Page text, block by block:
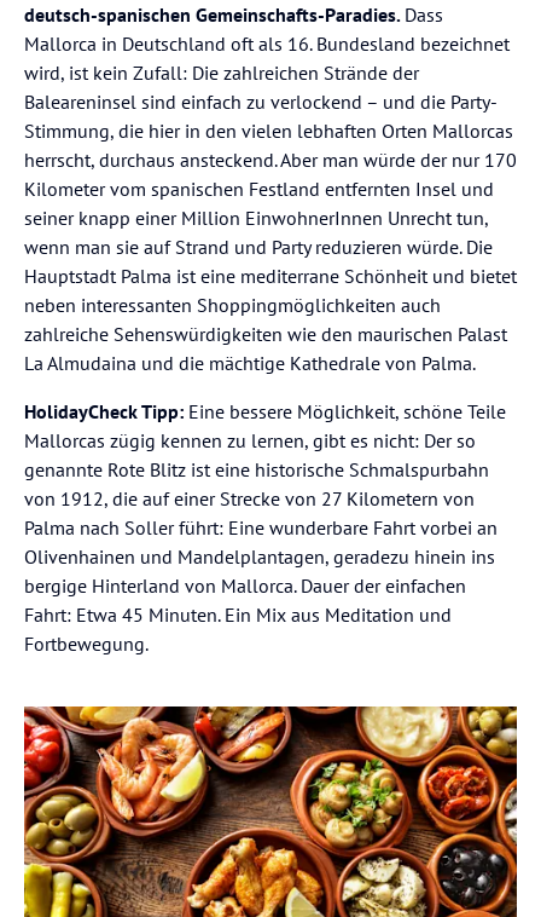
deutsch-spanischen Gemeinschafts-Paradies. Dass
Mallorca in Deutschland oft als 16. Bundesland bezeichnet
wird, ist kein Zufall: Die zahlreichen Strände der
Baleareninsel sind einfach zu verlockend – und die Party-
Stimmung, die hier in den vielen lebhaften Orten Mallorcas
herrscht, durchaus ansteckend. Aber man würde der nur 170
Kilometer vom spanischen Festland entfernten Insel und
seiner knapp einer Million EinwohnerInnen Unrecht tun,
wenn man sie auf Strand und Party reduzieren würde. Die
Hauptstadt Palma ist eine mediterrane Schönheit und bietet
neben interessanten Shoppingmöglichkeiten auch
zahlreiche Sehenswürdigkeiten wie den maurischen Palast
La Almudaina und die mächtige Kathedrale von Palma.
HolidayCheck Tipp: Eine bessere Möglichkeit, schöne Teile
Mallorcas zügig kennen zu lernen, gibt es nicht: Der so
genannte Rote Blitz ist eine historische Schmalspurbahn
von 1912, die auf einer Strecke von 27 Kilometern von
Palma nach Soller führt: Eine wunderbare Fahrt vorbei an
Olivenhainen und Mandelplantagen, geradezu hinein ins
bergige Hinterland von Mallorca. Dauer der einfachen
Fahrt: Etwa 45 Minuten. Ein Mix aus Meditation und
Fortbewegung.